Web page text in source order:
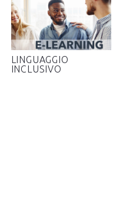
LINGUAGGIO
INCLUSIVO